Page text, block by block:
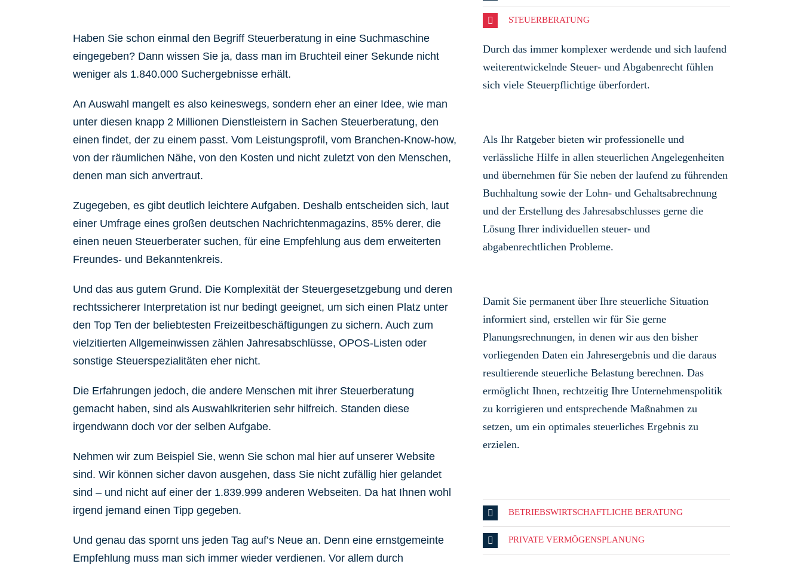
Haben Sie schon einmal den Begriff Steuerberatung in eine Suchmaschine
eingegeben? Dann wissen Sie ja, dass man im Bruchteil einer Sekunde nicht
weniger als 1.840.000 Suchergebnisse erhält.
An Auswahl mangelt es also keineswegs, sondern eher an einer Idee, wie man
unter diesen knapp 2 Millionen Dienstleistern in Sachen Steuerberatung, den
einen findet, der zu einem passt. Vom Leistungsprofil, vom Branchen-Know-how,
von der räumlichen Nähe, von den Kosten und nicht zuletzt von den Menschen,
denen man sich anvertraut.
Zugegeben, es gibt deutlich leichtere Aufgaben. Deshalb entscheiden sich, laut
einer Umfrage eines großen deutschen Nachrichtenmagazins, 85% derer, die
einen neuen Steuerberater suchen, für eine Empfehlung aus dem erweiterten
Freundes- und Bekanntenkreis.
Und das aus gutem Grund. Die Komplexität der Steuergesetzgebung und deren
rechtssicherer Interpretation ist nur bedingt geeignet, um sich einen Platz unter
den Top Ten der beliebtesten Freizeitbeschäftigungen zu sichern. Auch zum
vielzitierten Allgemeinwissen zählen Jahresabschlüsse, OPOS-Listen oder
sonstige Steuerspezialitäten eher nicht.
Die Erfahrungen jedoch, die andere Menschen mit ihrer Steuerberatung
gemacht haben, sind als Auswahlkriterien sehr hilfreich. Standen diese
irgendwann doch vor der selben Aufgabe.
Nehmen wir zum Beispiel Sie, wenn Sie schon mal hier auf unserer Website
sind. Wir können sicher davon ausgehen, dass Sie nicht zufällig hier gelandet
sind – und nicht auf einer der 1.839.999 anderen Webseiten. Da hat Ihnen wohl
irgend jemand einen Tipp gegeben.
Und genau das spornt uns jeden Tag auf’s Neue an. Denn eine ernstgemeinte
Empfehlung muss man sich immer wieder verdienen. Vor allem durch
STEUERBERATUNG
Durch das immer komplexer werdende und sich laufend
weiterentwickelnde Steuer- und Abgabenrecht fühlen
sich viele Steuerpflichtige überfordert.
Als Ihr Ratgeber bieten wir professionelle und
verlässliche Hilfe in allen steuerlichen Angelegenheiten
und übernehmen für Sie neben der laufend zu führenden
Buchhaltung sowie der Lohn- und Gehaltsabrechnung
und der Erstellung des Jahresabschlusses gerne die
Lösung Ihrer individuellen steuer- und
abgabenrechtlichen Probleme.
Damit Sie permanent über Ihre steuerliche Situation
informiert sind, erstellen wir für Sie gerne
Planungsrechnungen, in denen wir aus den bisher
vorliegenden Daten ein Jahresergebnis und die daraus
resultierende steuerliche Belastung berechnen. Das
ermöglicht Ihnen, rechtzeitig Ihre Unternehmenspolitik
zu korrigieren und entsprechende Maßnahmen zu
setzen, um ein optimales steuerliches Ergebnis zu
erzielen.
BETRIEBSWIRTSCHAFTLICHE BERATUNG
PRIVATE VERMÖGENSPLANUNG